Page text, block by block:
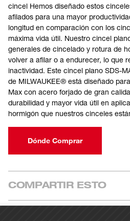
cincel Hemos diseñado estos
afilados para una mayor
longitud en comparación con los
máxima vida útil. Nuestro cincel
generales de cincelado y rotura de
volver a afilar o a endurecer, lo que
inactividad. Este cincel plano SDS-
de MILWAUKEE® está diseñado
Max con acero forjado de gran
durabilidad y mayor vida útil en
hormigón que nuestros cinceles
Dónde Comprar
COMPARTIR ESTO